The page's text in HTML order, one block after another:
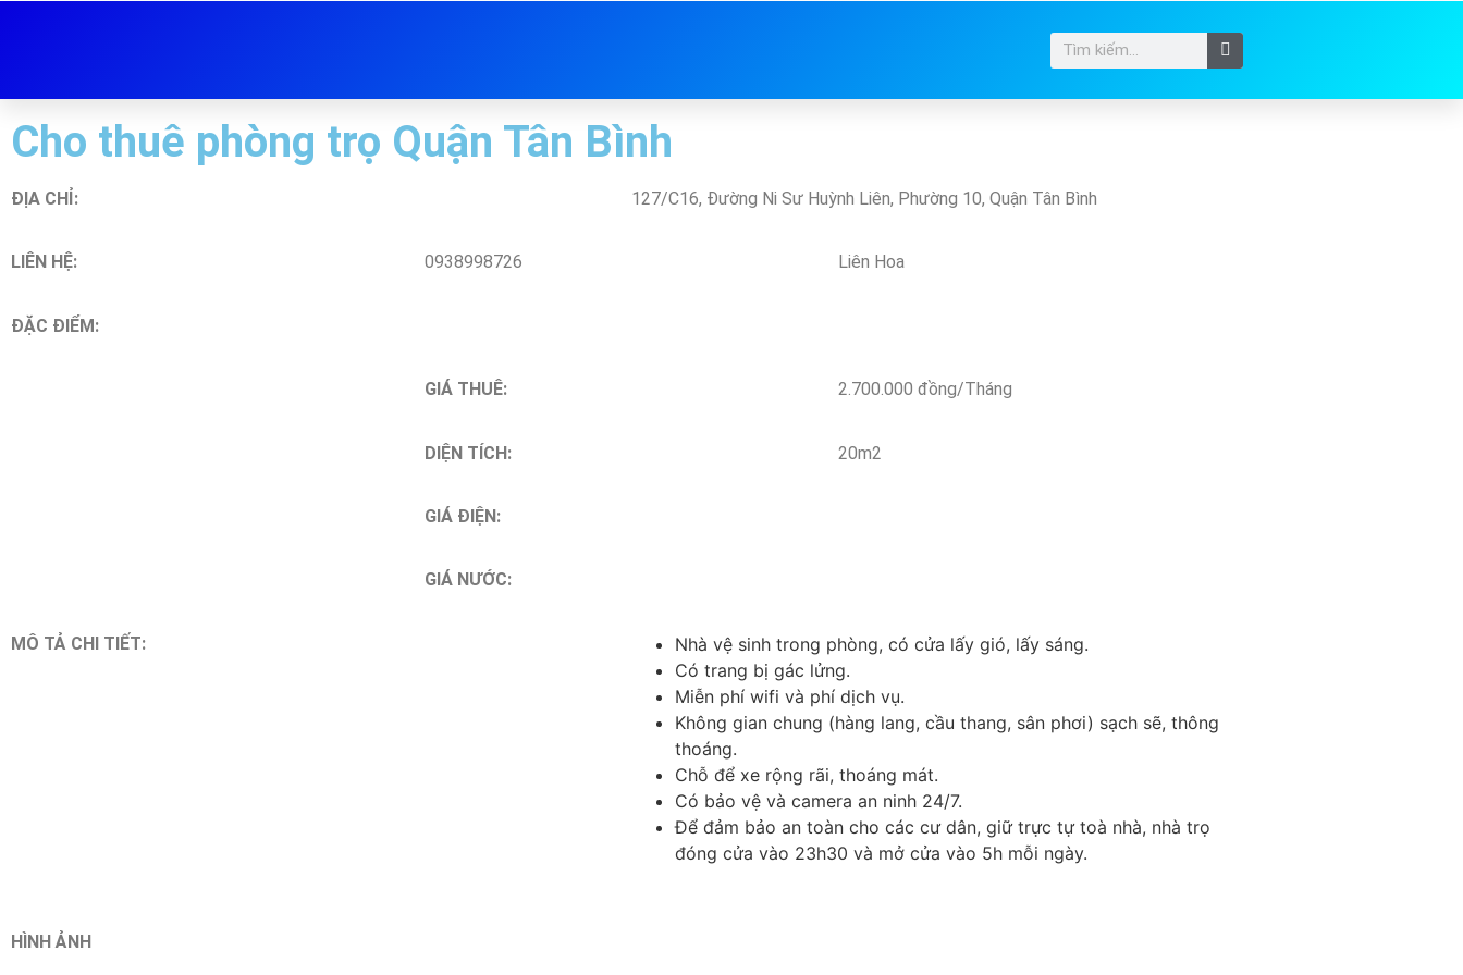
Cho thuê phòng trọ Quận Tân Bình
ĐỊA CHỈ: 127/C16, Đường Ni Sư Huỳnh Liên, Phường 10, Quận Tân Bình
LIÊN HỆ: 0938998726 Liên Hoa
ĐẶC ĐIỂM:
GIÁ THUÊ: 2.700.000 đồng/Tháng
DIỆN TÍCH: 20m2
GIÁ ĐIỆN:
GIÁ NƯỚC:
MÔ TẢ CHI TIẾT:
Nhà vệ sinh trong phòng, có cửa lấy gió, lấy sáng.
Có trang bị gác lửng.
Miễn phí wifi và phí dịch vụ.
Không gian chung (hàng lang, cầu thang, sân phơi) sạch sẽ, thông
thoáng.
Chỗ để xe rộng rãi, thoáng mát.
Có bảo vệ và camera an ninh 24/7.
Để đảm bảo an toàn cho các cư dân, giữ trực tự toà nhà, nhà trọ
đóng cửa vào 23h30 và mở cửa vào 5h mỗi ngày.
HÌNH ẢNH